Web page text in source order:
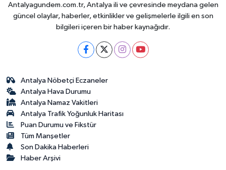
Antalyagundem.com.tr, Antalya ili ve çevresinde meydana gelen
güncel olaylar, haberler, etkinlikler ve gelişmelerle ilgili en son
bilgileri içeren bir haber kaynağıdır.
Antalya Nöbetçi Eczaneler
Antalya Hava Durumu
Antalya Namaz Vakitleri
Antalya Trafik Yoğunluk Haritası
Puan Durumu ve Fikstür
Tüm Manşetler
Son Dakika Haberleri
Haber Arşivi